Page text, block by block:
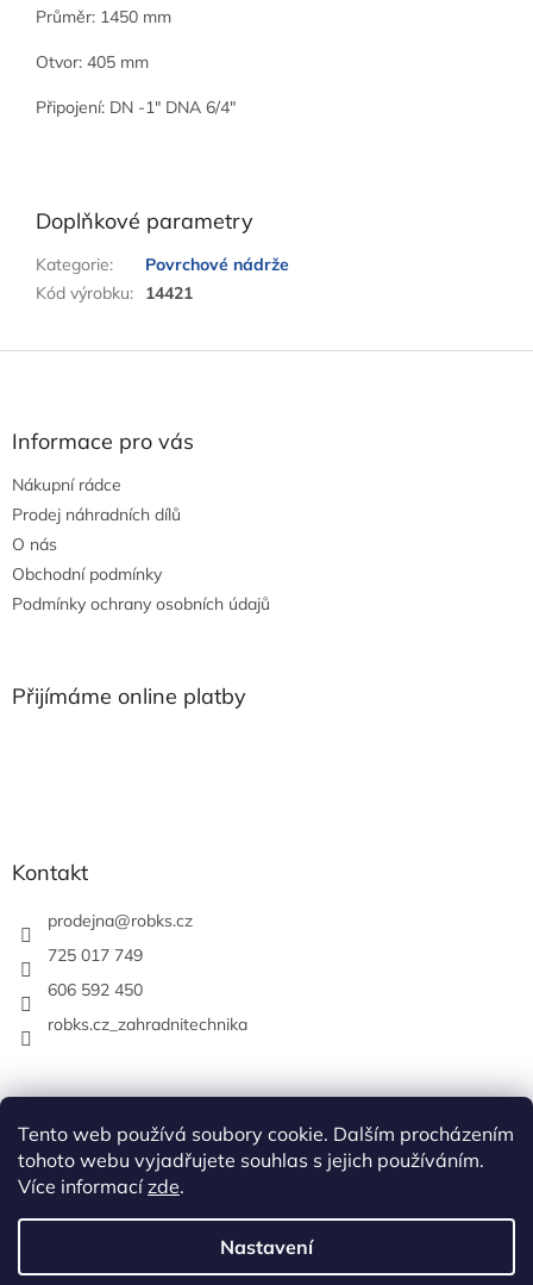
Tento web používá soubory cookie. Dalším procházením
tohoto webu vyjadřujete souhlas s jejich používáním.
Více informacízde.
Nastavení
Průměr: 1450 mm
Otvor: 405 mm
Připojení: DN -1" DNA 6/4"
Doplňkové parametry
Kategorie:
Povrchové nádrže
Kód výrobku: 14421
Informace pro vás
Nákupní rádce
Prodej náhradních dílů
O nás
Obchodní podmínky
Podmínky ochrany osobních údajů
Přijímáme online platby
Kontakt
prodejna@robks.cz
725 017 749
606 592 450
robks.cz_zahradnitechnika
Vytvořil Shoptet